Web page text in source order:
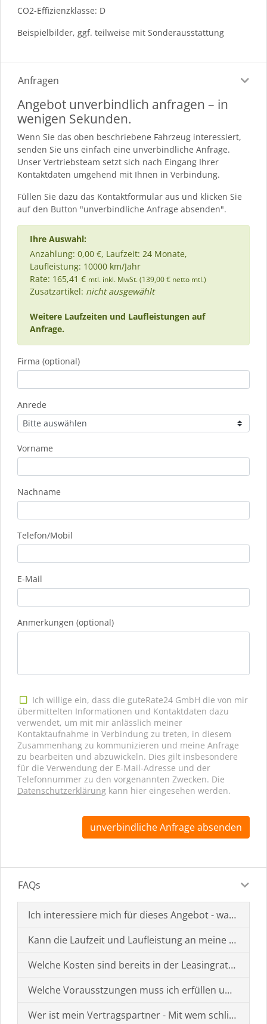
CO2-Effizienzklasse: D
Beispielbilder, ggf. teilweise mit Sonderausstattung
Anfragen
Angebot unverbindlich anfragen – in
wenigen Sekunden.
Wenn Sie das oben beschriebene Fahrzeug interessiert,
senden Sie uns einfach eine unverbindliche Anfrage.
Unser Vertriebsteam setzt sich nach Eingang Ihrer
Kontaktdaten umgehend mit Ihnen in Verbindung.
Füllen Sie dazu das Kontaktformular aus und klicken Sie
auf den Button "unverbindliche Anfrage absenden".
Ihre Auswahl:
Anzahlung: 0,00 €, Laufzeit: 24 Monate,
Laufleistung: 10000 km/Jahr
Rate: 165,41 € mtl. inkl. MwSt. (139,00 € netto mtl.)
Zusatzartikel: nicht ausgewählt
Weitere Laufzeiten und Laufleistungen auf
Anfrage.
Firma (optional)
Anrede
Vorname
Nachname
Telefon/Mobil
E-Mail
Anmerkungen (optional)
Ich willige ein, dass die guteRate24 GmbH die von mir
übermittelten Informationen und Kontaktdaten dazu
verwendet, um mit mir anlässlich meiner
Kontaktaufnahme in Verbindung zu treten, in diesem
Zusammenhang zu kommunizieren und meine Anfrage
zu bearbeiten und abzuwickeln. Dies gilt insbesondere
für die Verwendung der E-Mail-Adresse und der
Telefonnummer zu den vorgenannten Zwecken. Die
Datenschutzerklärung kann hier eingesehen werden.
unverbindliche Anfrage absenden
FAQs
Ich interessiere mich für dieses Angebot - was muss
Kann die Laufzeit und Laufleistung an meine
Welche Kosten sind bereits in der Leasingrate
Welche Vorausstzungen muss ich erfüllen um einen
Wer ist mein Vertragspartner - Mit wem schließe ich